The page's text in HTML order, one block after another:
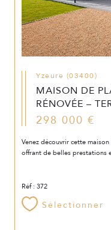
Yzeure (03400)
MAISON DE
RÉNOVÉE –
298 000 €
Venez découvrir cette
offrant de belles prestations
Réf : 372
Sélectionner